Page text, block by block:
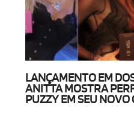
LANÇAMENTO EM
ANITTA MOSTRA
PUZZY EM SEU NOVO